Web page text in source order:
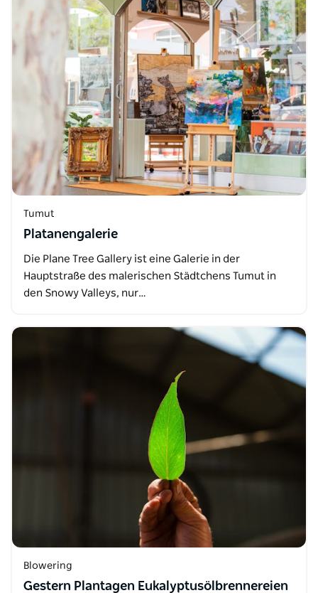
Tumut
Platanengalerie
Die Plane Tree Gallery ist eine Galerie in der
Hauptstraße des malerischen Städtchens Tumut in
den Snowy Valleys, nur…
Blowering
Gestern Plantagen Eukalyptusölbrennereien